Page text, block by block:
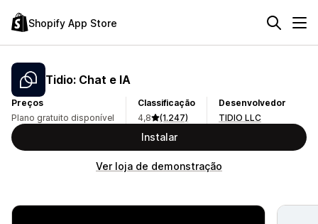
Shopify App Store
Tidio: Chat e IA
Preços
Plano gratuito disponível
Classificação
4,8
(1.247)
Desenvolvedor
TIDIO LLC
Instalar
Ver loja de demonstração